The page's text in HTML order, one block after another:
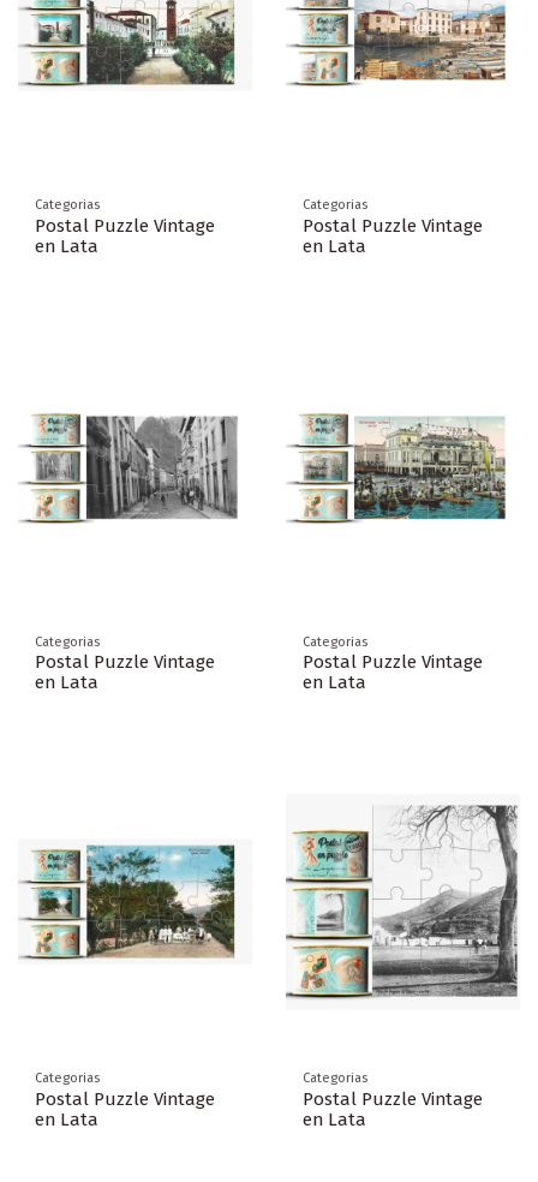
Categorias
Postal Puzzle Vintage
en Lata
Categorias
Postal Puzzle Vintage
en Lata
Categorias
Postal Puzzle Vintage
en Lata
Categorias
Postal Puzzle Vintage
en Lata
Categorias
Postal Puzzle Vintage
en Lata
Categorias
Postal Puzzle Vintage
en Lata